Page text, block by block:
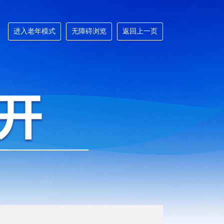
返回上一页
无障碍浏览
进入老年模式